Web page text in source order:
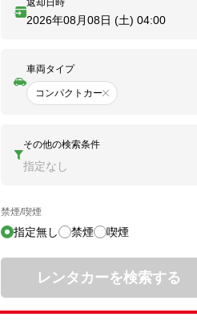
返却日時
2026年08月08日 (土) 04:00
車両タイプ
コンパクトカー
その他の検索条件
指定なし
禁煙/喫煙
指定無し 禁煙 喫煙
レンタカーを検索する